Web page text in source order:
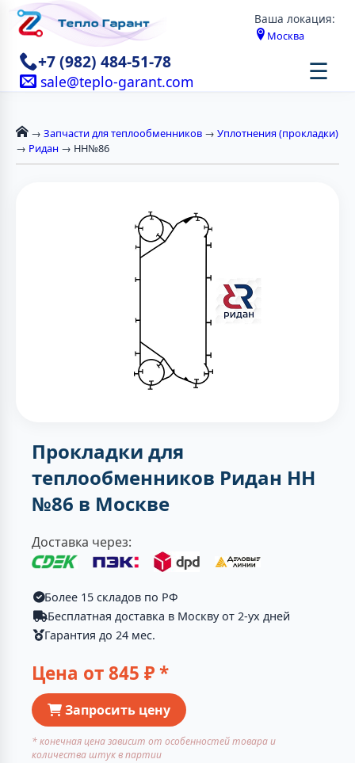
Ваша локация:
Москва
+7 (982) 484-51-78
sale@teplo-garant.com ☰
→ Запчасти для теплообменников → Уплотнения (прокладки)
→ Ридан → НН№86
Прокладки для
теплообменников Ридан НН
№86 в Москве
Доставка через:
Более 15 складов по РФ
Бесплатная доставка в Москву от 2-ух дней
Гарантия до 24 мес.
Цена от845 ₽ *
Запросить цену
* конечная цена зависит от особенностей товара и
количества штук в партии